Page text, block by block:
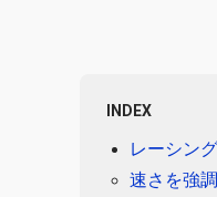
INDEX
レーシン
速さを強